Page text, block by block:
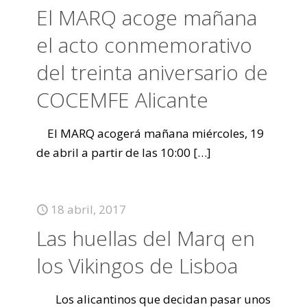
El MARQ acoge mañana
el acto conmemorativo
del treinta aniversario de
COCEMFE Alicante
El MARQ acogerá mañana miércoles, 19
de abril a partir de las 10:00 […]
18 abril, 2017
Las huellas del Marq en
los Vikingos de Lisboa
Los alicantinos que decidan pasar unos